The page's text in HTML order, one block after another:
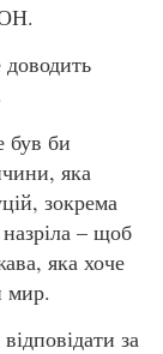
був би
яка
зокрема
– щоб
яка хоче
мир.
за